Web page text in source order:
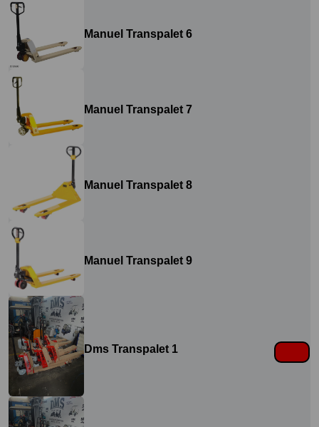
Manuel Transpalet 6
Manuel Transpalet 7
Manuel Transpalet 8
Manuel Transpalet 9
Dms Transpalet 1